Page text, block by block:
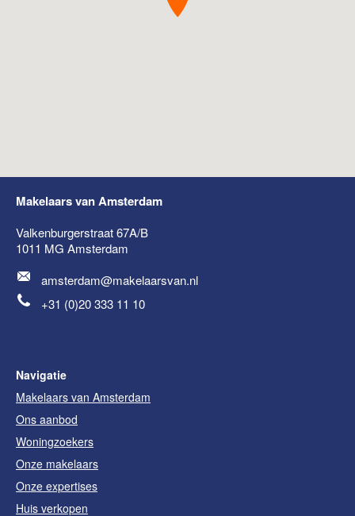
Makelaars van Amsterdam
Valkenburgerstraat 67A/B
1011 MG Amsterdam
amsterdam@makelaarsvan.nl
+31 (0)20 333 11 10
Navigatie
Makelaars van Amsterdam
Ons aanbod
Woningzoekers
Onze makelaars
Onze expertises
Huis verkopen